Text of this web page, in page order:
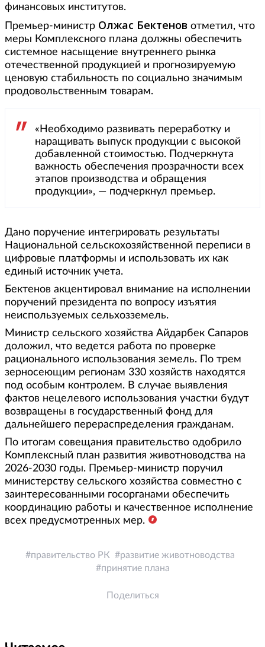
финансовых институтов.
Премьер-министр Олжас Бектенов отметил, что
меры Комплексного плана должны обеспечить
системное насыщение внутреннего рынка
отечественной продукцией и прогнозируемую
ценовую стабильность по социально значимым
продовольственным товарам.
«Необходимо развивать переработку и
наращивать выпуск продукции с высокой
добавленной стоимостью. Подчеркнута
важность обеспечения прозрачности всех
этапов производства и обращения
продукции», — подчеркнул премьер.
Дано поручение интегрировать результаты
Национальной сельскохозяйственной переписи в
цифровые платформы и использовать их как
единый источник учета.
Бектенов акцентировал внимание на исполнении
поручений президента по вопросу изъятия
неиспользуемых сельхозземель.
Министр сельского хозяйства Айдарбек Сапаров
доложил, что ведется работа по проверке
рационального использования земель. По трем
зерносеющим регионам 330 хозяйств находятся
под особым контролем. В случае выявления
фактов нецелевого использования участки будут
возвращены в государственный фонд для
дальнейшего перераспределения гражданам.
По итогам совещания правительство одобрило
Комплексный план развития животноводства на
2026-2030 годы. Премьер-министр поручил
министерству сельского хозяйства совместно с
заинтересованными госорганами обеспечить
координацию работы и качественное исполнение
всех предусмотренных мер.
правительство РК
развитие животноводства
принятие плана
Поделиться